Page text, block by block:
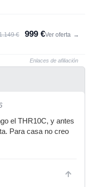
€ 999 €Ver oferta →
Enlaces de afiliación
el THR10C, y antes
Para casa no creo